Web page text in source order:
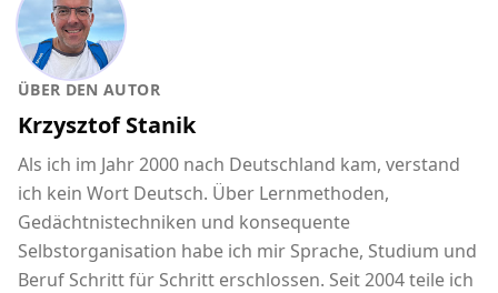
ÜBER DEN AUTOR
Krzysztof Stanik
Als ich im Jahr 2000 nach Deutschland kam, verstand
ich kein Wort Deutsch. Über Lernmethoden,
Gedächtnistechniken und konsequente
Selbstorganisation habe ich mir Sprache, Studium und
Beruf Schritt für Schritt erschlossen. Seit 2004 teile ich